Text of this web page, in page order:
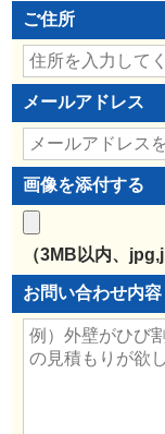
ご住所
メールアドレス
画像を添付する
（3MB以内、
お問い合わせ内容